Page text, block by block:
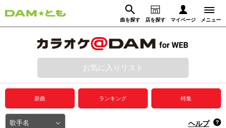
曲を探す 店を探す マイページ メニュー
動画からさがす 録音からさがす
ログイン
プレミアムサービス
DAM★とも動画
お気に入りリスト
新曲 ランキング 特集
ヘルプ